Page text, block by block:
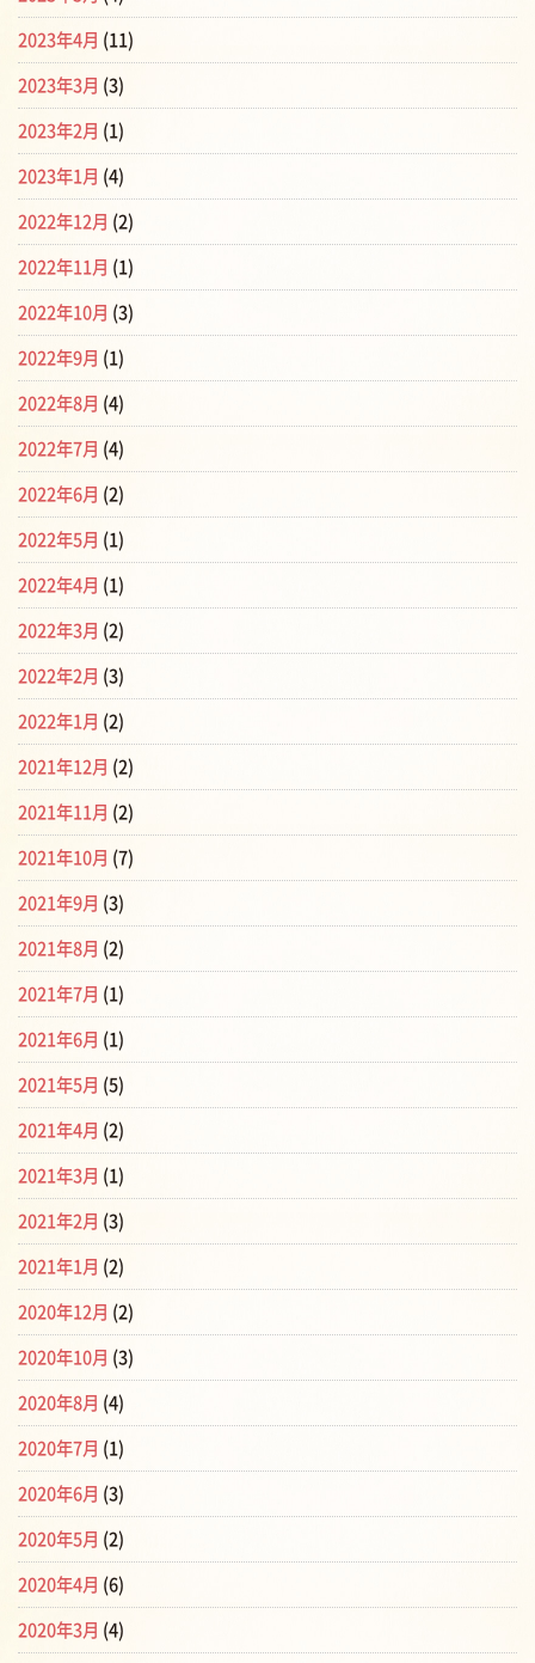
2023年4月 (11)
2023年3月 (3)
2023年2月 (1)
2023年1月 (4)
2022年12月 (2)
2022年11月 (1)
2022年10月 (3)
2022年9月 (1)
2022年8月 (4)
2022年7月 (4)
2022年6月 (2)
2022年5月 (1)
2022年4月 (1)
2022年3月 (2)
2022年2月 (3)
2022年1月 (2)
2021年12月 (2)
2021年11月 (2)
2021年10月 (7)
2021年9月 (3)
2021年8月 (2)
2021年7月 (1)
2021年6月 (1)
2021年5月 (5)
2021年4月 (2)
2021年3月 (1)
2021年2月 (3)
2021年1月 (2)
2020年12月 (2)
2020年10月 (3)
2020年8月 (4)
2020年7月 (1)
2020年6月 (3)
2020年5月 (2)
2020年4月 (6)
2020年3月 (4)